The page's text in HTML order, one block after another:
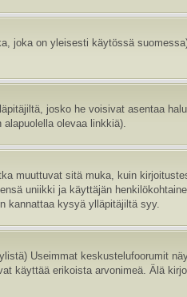
joka on yleisesti käytössä
josko he voisivat asentaa
olevaa linkkiä).
muuttuvat sitä muka, kuin
uniikki ja käyttäjän
kannattaa kysyä ylläpitäjiltä syy.
Useimmat keskustelufoorumit
käyttää erikoista arvonimeä. Älä